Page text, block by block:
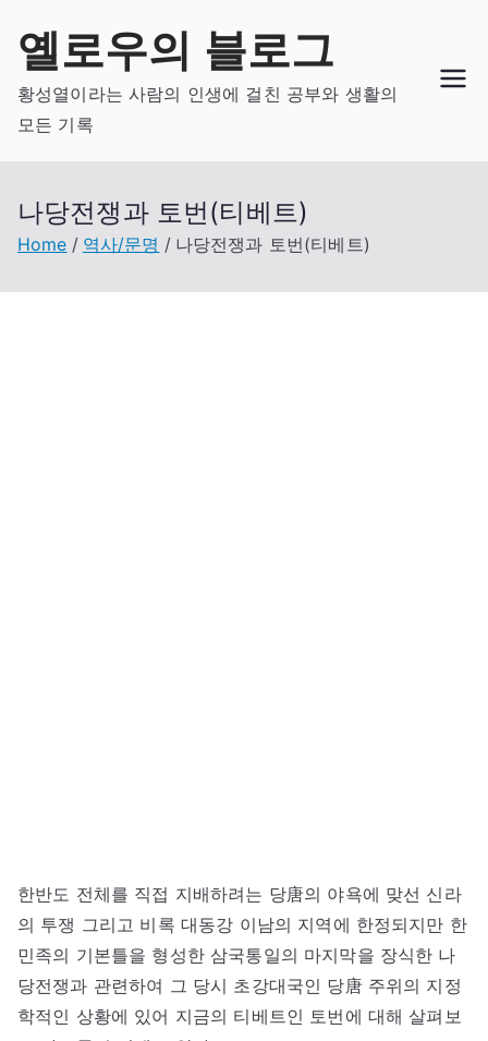
content
옐로우의 블로그
황성열이라는 사람의 인생에 걸친 공부와 생활의
모든 기록
나당전쟁과 토번(티베트)
Home 역사/문명 나당전쟁과 토번(티베트)
한반도 전체를 직접 지배하려는 당唐의 야욕에 맞선 신라
의 투쟁 그리고 비록 대동강 이남의 지역에 한정되지만 한
민족의 기본틀을 형성한 삼국통일의 마지막을 장식한 나
당전쟁과 관련하여 그 당시 초강대국인 당唐 주위의 지정
학적인 상황에 있어 지금의 티베트인 토번에 대해 살펴보